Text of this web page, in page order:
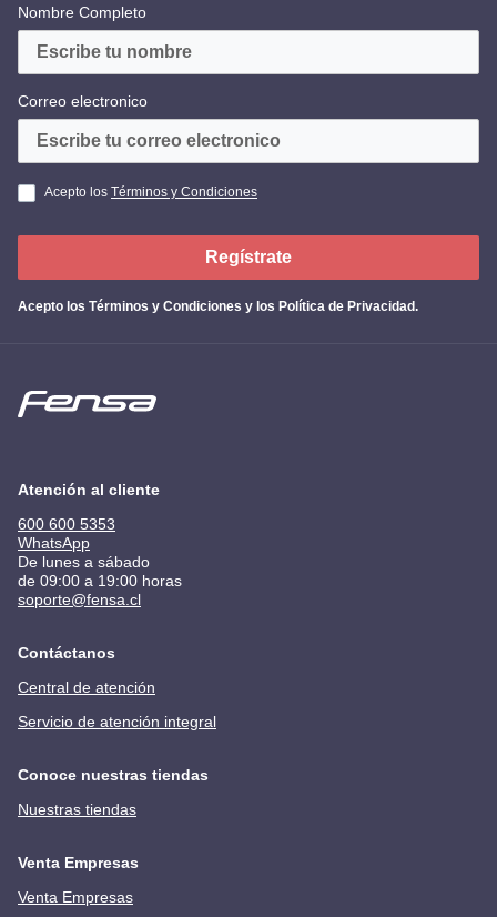
Nombre Completo
Correo electronico
Acepto los Términos y Condiciones
Acepto los Términos y Condiciones y los Política de Privacidad.
Regístrate
Atención al cliente
600 600 5353
WhatsApp
De lunes a sábado
de 09:00 a 19:00 horas
soporte@fensa.cl
Contáctanos
Central de atención
Servicio de atención integral
Conoce nuestras tiendas
Nuestras tiendas
Venta Empresas
Venta Empresas